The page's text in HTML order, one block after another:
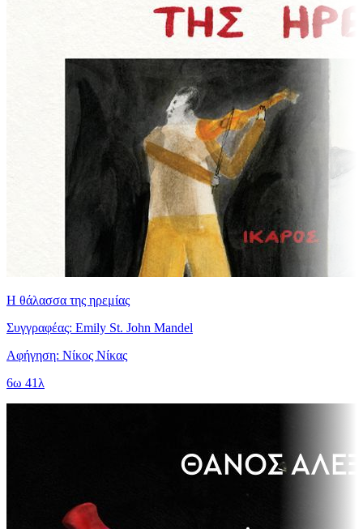
Η θάλασσα της ηρεμίας
Συγγραφέας: Emily St. John Mandel
Αφήγηση: Νίκος Νίκας
6ω 41λ